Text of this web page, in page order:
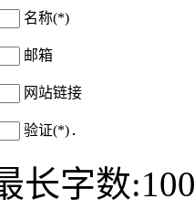
名称(*)
邮箱
网站链接
验证(*)
长字数